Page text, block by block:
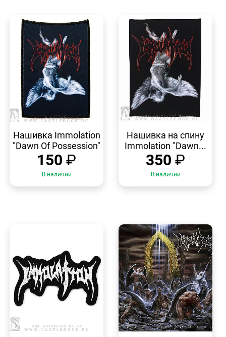
ПРОСМОТР
Нашивка Immolation
"Dawn Of Possession"
150 ₽
В наличии
Нашивка на спину
Immolation "Dawn...
350 ₽
В наличии